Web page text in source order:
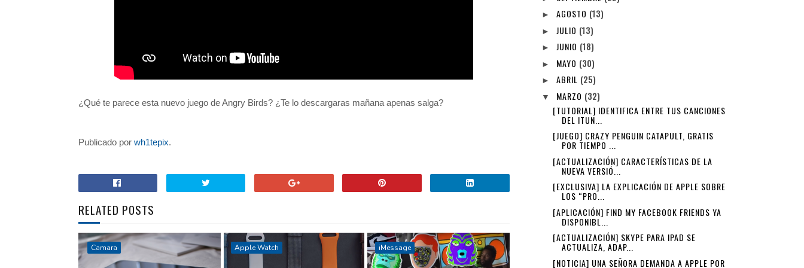
¿Qué te parece esta nuevo juego de Angry Birds? ¿Te lo descargaras mañana apenas salga?
Publicado por wh1tepix.
RELATED POSTS
Camara Apple Watch iMessage
►AGOSTO (13)
► JULIO (13)
► JUNIO (18)
► MAYO (30)
►ABRIL (25)
▼ MARZO (32)
[TUTORIAL] IDENTIFICA ENTRE TUS CANCIONES
DEL ITUN...
[JUEGO] CRAZY PENGUIN CATAPULT, GRATIS
POR TIEMPO ...
[ACTUALIZACIÓN] CARACTERÍSTICAS DE LA
NUEVA VERSIÓ...
[EXCLUSIVA] LA EXPLICACIÓN DE APPLE SOBRE
LOS “PRO...
[APLICACIÓN] FIND MY FACEBOOK FRIENDS YA
DISPONIBL...
[ACTUALIZACIÓN] SKYPE PARA IPAD SE
ACTUALIZA, ADAP...
[NOTICIA] UNA SEÑORA DEMANDA A APPLE POR